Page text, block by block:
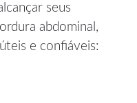
seus
abdominal,
e confiáveis: